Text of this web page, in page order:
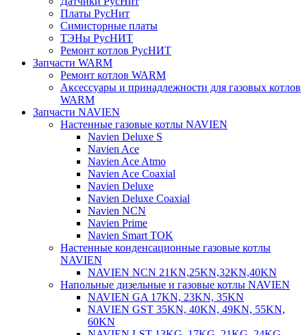
Платы РусНит
Симисторные платы
ТЭНы РусНИТ
Ремонт котлов РусНИТ
Запчасти WARM
Ремонт котлов WARM
Аксессуары и принадлежности для газовых котлов
WARM
Запчасти NAVIEN
Настенные газовые котлы NAVIEN
Navien Deluxe S
Navien Ace
Navien Ace Atmo
Navien Ace Coaxial
Navien Deluxe
Navien Deluxe Coaxial
Navien NCN
Navien Prime
Navien Smart TOK
Настенные конденсационные газовые котлы
NAVIEN
NAVIEN NCN 21KN,25KN,32KN,40KN
Напольные дизельные и газовые котлы NAVIEN
NAVIEN GA 17KN, 23KN, 35KN
NAVIEN GST 35KN, 40KN, 49KN, 55KN,
60KN